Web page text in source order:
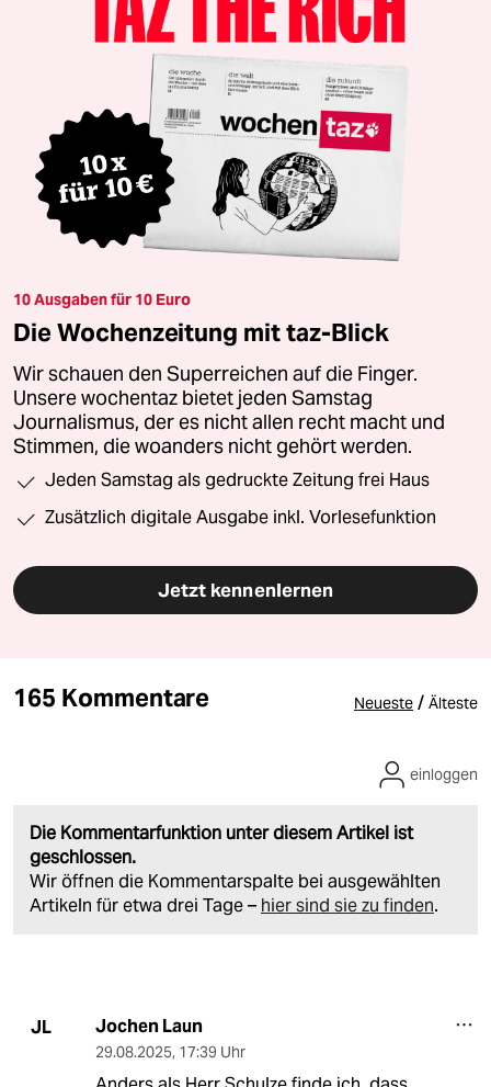
10 Ausgaben für 10 Euro
Die Wochenzeitung mit taz-Blick
Wir schauen den Superreichen auf die Finger.
Unsere wochentaz bietet jeden Samstag
Journalismus, der es nicht allen recht macht und
Stimmen, die woanders nicht gehört werden.
Jeden Samstag als gedruckte Zeitung frei Haus
Zusätzlich digitale Ausgabe inkl. Vorlesefunktion
Jetzt kennenlernen
165 Kommentare Neueste / Älteste
Die Kommentarfunktion unter diesem Artikel ist
geschlossen.
Wir öffnen die Kommentarspalte bei ausgewählten
Artikeln für etwa drei Tage – hier sind sie zu finden.
einloggen
JL Jochen Laun
29.08.2025, 17:39 Uhr